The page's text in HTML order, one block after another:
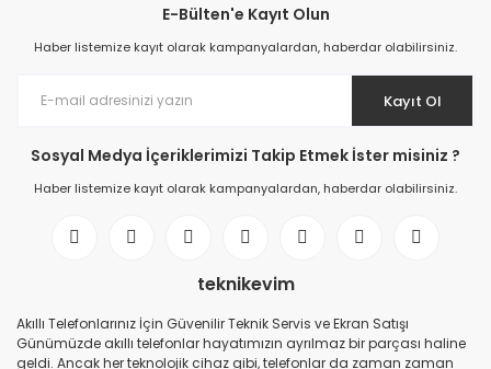
E-Bülten'e Kayıt Olun
Haber listemize kayıt olarak kampanyalardan, haberdar olabilirsiniz.
Kayıt Ol
Sosyal Medya İçeriklerimizi Takip Etmek İster misiniz ?
Haber listemize kayıt olarak kampanyalardan, haberdar olabilirsiniz.
teknikevim
Akıllı Telefonlarınız İçin Güvenilir Teknik Servis ve Ekran Satışı
Günümüzde akıllı telefonlar hayatımızın ayrılmaz bir parçası haline
geldi. Ancak her teknolojik cihaz gibi, telefonlar da zaman zaman